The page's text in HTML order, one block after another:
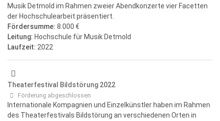
Musik Detmold im Rahmen zweier Abendkonzerte vier Facetten
der Hochschulearbeit präsentiert.
Fördersumme: 8.000 €
Leitung: Hochschule für Musik Detmold
Laufzeit: 2022
Theaterfestival Bildstörung 2022
Förderung abgeschlossen
Internationale Kompagnien und Einzelkünstler haben im Rahmen
des Theaterfestivals Bildstörung an verschiedenen Orten in